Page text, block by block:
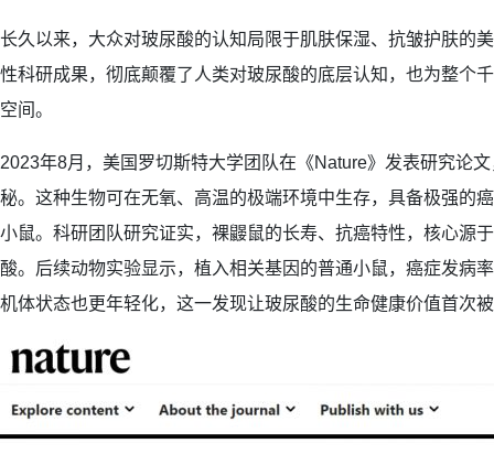
长久以来，大众对玻尿酸的认知局限于肌肤保湿、抗皱护肤的
性科研成果，彻底颠覆了人类对玻尿酸的底层认知，也为整个
空间。
2023年8月，美国罗切斯特大学团队在《Nature》发表研究论
秘。这种生物可在无氧、高温的极端环境中生存，具备极强的
小鼠。科研团队研究证实，裸鼹鼠的长寿、抗癌特性，核心源
酸。后续动物实验显示，植入相关基因的普通小鼠，癌症发病
机体状态也更年轻化，这一发现让玻尿酸的生命健康价值首次